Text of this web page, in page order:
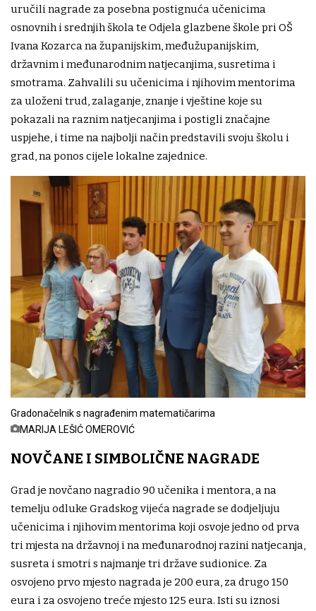
uručili nagrade za posebna postignuća učenicima
osnovnih i srednjih škola te Odjela glazbene škole pri OŠ
Ivana Kozarca na županijskim, međužupanijskim,
državnim i međunarodnim natjecanjima, susretima i
smotrama. Zahvalili su učenicima i njihovim mentorima
za uloženi trud, zalaganje, znanje i vještine koje su
pokazali na raznim natjecanjima i postigli značajne
uspjehe, i time na najbolji način predstavili svoju školu i
grad, na ponos cijele lokalne zajednice.
Gradonačelnik s nagrađenim matematičarima
MARIJA LEŠIĆ OMEROVIĆ
NOVČANE I SIMBOLIČNE NAGRADE
Grad je novčano nagradio 90 učenika i mentora, a na
temelju odluke Gradskog vijeća nagrade se dodjeljuju
učenicima i njihovim mentorima koji osvoje jedno od prva
tri mjesta na državnoj i na međunarodnoj razini natjecanja,
susreta i smotri s najmanje tri države sudionice. Za
osvojeno prvo mjesto nagrada je 200 eura, za drugo 150
eura i za osvojeno treće mjesto 125 eura. Isti su iznosi